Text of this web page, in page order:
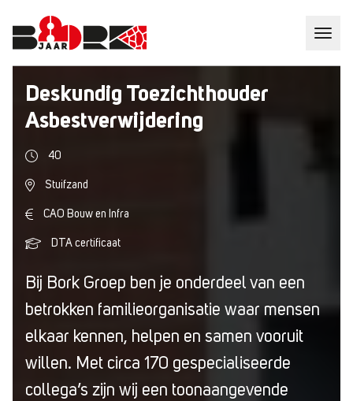
Deskundig Toezichthouder
Asbestverwijdering
40
Stuifzand
CAO Bouw en Infra
DTA certificaat
Bij Bork Groep ben je onderdeel van een
betrokken familieorganisatie waar mensen
elkaar kennen, helpen en samen vooruit
willen. Met circa 170 gespecialiseerde
collega’s zijn wij een toonaangevende